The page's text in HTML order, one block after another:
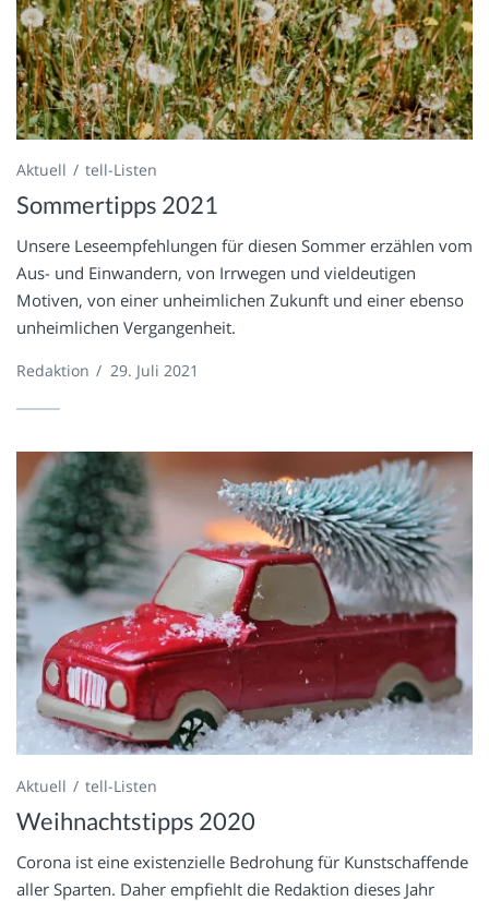
Aktuell tell-Listen
Sommertipps 2021
Unsere Leseempfehlungen für diesen Sommer erzählen vom
Aus- und Einwandern, von Irrwegen und vieldeutigen
Motiven, von einer unheimlichen Zukunft und einer ebenso
unheimlichen Vergangenheit.
Redaktion / 29. Juli 2021
Aktuell tell-Listen
Weihnachtstipps 2020
Corona ist eine existenzielle Bedrohung für Kunstschaffende
aller Sparten. Daher empfiehlt die Redaktion dieses Jahr